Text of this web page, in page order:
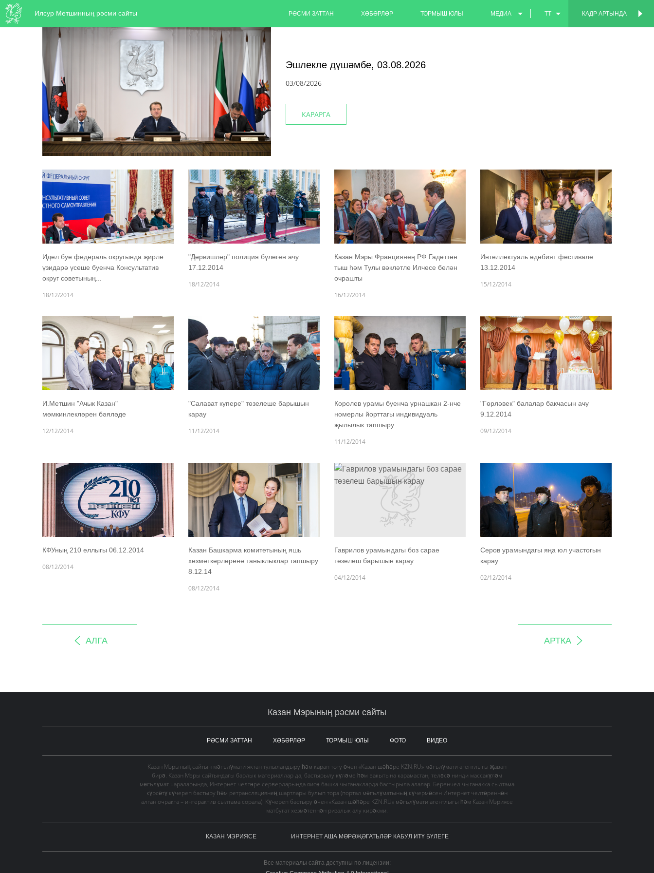
Илсур Метшинның рәсми сайты КАДР АРТЫНДА
РӘСМИ ЗАТТАН ХӘБӘРЛӘР ТОРМЫШ ЮЛЫ МЕДИА TT
Эшлекле дүшәмбе, 03.08.2026
03/08/2026
КАРАРГА
Идел буе федераль округында җирле
үзидарә үсеше буенча Консультатив
округ советының...
18/12/2014
"Дәрвишләр" полиция бүлеген ачу
17.12.2014
18/12/2014
Казан Мэры Франциянең РФ Гадәттән
тыш һәм Тулы вәкләтле Илчесе белән
очрашты
16/12/2014
Интеллектуаль әдәбият фестивале
13.12.2014
15/12/2014
И.Метшин "Ачык Казан"
мөмкинлекләрен бәяләде
12/12/2014
"Салават купере" төзелеше барышын
карау
11/12/2014
Королев урамы буенча урнашкан 2-нче
номерлы йорттагы индивидуаль
җылылык тапшыру...
11/12/2014
"Гөрләвек" балалар бакчасын ачу
9.12.2014
09/12/2014
КФУның 210 еллыгы 06.12.2014
08/12/2014
Казан Башкарма комитетының яшь
хезмәткәрләренә таныклыклар тапшыру
8.12.14
08/12/2014
Гаврилов урамындагы боз сарае
төзелеш барышын карау
04/12/2014
Серов урамындагы яңа юл участогын
карау
02/12/2014
АЛГА АРТКА
Казан Мэрының рәсми сайты
РӘСМИ ЗАТТАН ХӘБӘРЛӘР ТОРМЫШ ЮЛЫ ФОТО ВИДЕО
Казан Мэрының сайтын мәгълүмати яктан тулыландыру һәм карап тоту өчен «Казан шәһәре KZN.RU» мәгълүмати агентлыгы җавап
бирә. Казан Мэры сайтындагы барлык материаллар да, бастырылу күләме һәм вакытына карамастан, теләсә нинди массакүләм
мәгълүмат чараларында, Интернет челтәре серверларында яисә башка чыганакларда бастырыла алалар. Беренчел чыганакка сылтама
күрсәтү күчереп бастыру һәм ретрансляциянең шартлары булып тора (портал мәгълүматының күчермәсен Интернет челтәреннән
алган очракта – интерактив сылтама сорала). Күчереп бастыру өчен «Казан шәһәре KZN.RU» мәгълүмати агентлыгы һәм Казан Мэриясе
матбугат хезмәтеннән ризалык алу кирәкми.
КАЗАН МЭРИЯСЕ ИНТЕРНЕТ АША МӨРӘҖӘГАТЬЛӘР КАБУЛ ИТҮ БҮЛЕГЕ
Все материалы сайта доступны по лицензии:
КАДР АРТЫНДА